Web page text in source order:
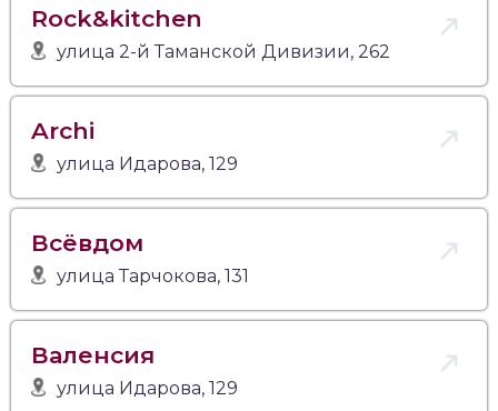
Rock&kitchen
улица 2-й Таманской Дивизии, 262
Archi
улица Идарова, 129
Всёвдом
улица Тарчокова, 131
Валенсия
улица Идарова, 129